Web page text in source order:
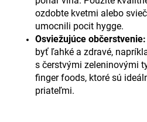
ozdobte kvetmi alebo
umocnili pocit hygge.
Osviežujúce občerstvenie:
byť ľahké a zdravé,
s čerstvými zeleninovými
finger foods, ktoré sú
priateľmi.